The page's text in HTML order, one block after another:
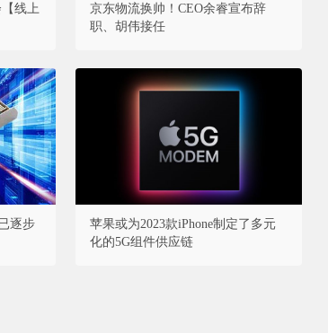
线上
京东物流换帅！CEO余睿宣布辞
职、胡伟接任
逐步
苹果或为2023款iPhone制定了多元
化的5G组件供应链